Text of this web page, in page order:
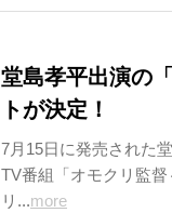
堂島孝平出演の
トが決定！
7月15日に発売された
TV番組「オモクリ監
リ...more